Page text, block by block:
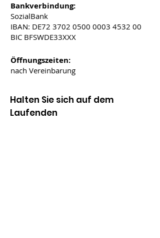
Bankverbindung:
SozialBank
IBAN: DE72 3702 0500 0003 4532 00
BIC BFSWDE33XXX
Öffnungszeiten:
nach Vereinbarung
Halten Sie sich auf dem
Laufenden